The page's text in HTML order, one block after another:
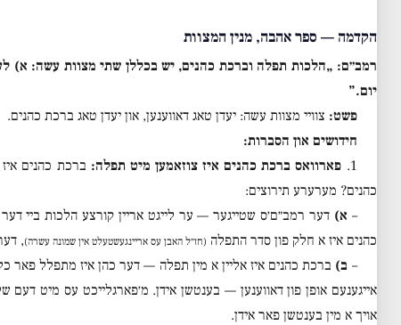
הקדמה — ספר אהבה, מנין המצוות
רמב״ם: „הלכות תפלה וברכת כהנים, יש בכללן שתי מצוות עשה: א)
יום.”
פשט: צוויי מצוות עשה: יעדן טאג דאווענען, און יעדן טאג ברכת כהנים.
חידושים און הסברות:
1. פארוואס ברכת כהנים איז צוזאמען מיט תפלה: ברכת כהנים
כהנים? מערערע תירוצים:
– א) דער רמב״ם׳ס שטייגער — ער לייגט אריין קורצע הלכות ביי
כהנים איז א חלק פון סדר התפלה (חז״ל האבן עס אריינגעשטעלט אין שמונה עשרה),
– ב) ברכת כהנים איז אליין א מין תפלה — דער כהן איז מתפלל פאר
אייגענעם אופן פון דאווענען — בענטשן אידן. מ׳פארגלייכט עס מיט
אויך א מין בענטשן פאר אידן.